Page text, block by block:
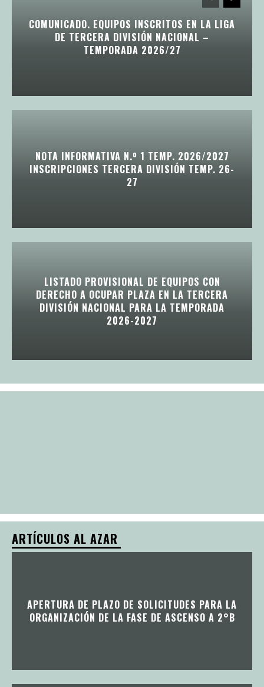
COMUNICADO. EQUIPOS INSCRITOS EN LA LIGA
DE TERCERA DIVISIÓN NACIONAL –
TEMPORADA 2026/27
NOTA INFORMATIVA N.º 1 TEMP. 2026/2027
INSCRIPCIONES TERCERA DIVISIÓN TEMP. 26-
27
LISTADO PROVISIONAL DE EQUIPOS CON
DERECHO A OCUPAR PLAZA EN LA TERCERA
DIVISIÓN NACIONAL PARA LA TEMPORADA
2026-2027
ARTÍCULOS AL AZAR
APERTURA DE PLAZO DE SOLICITUDES PARA LA
ORGANIZACIÓN DE LA FASE DE ASCENSO A 2°B